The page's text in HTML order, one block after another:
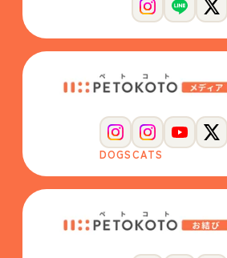
DOGSCATS